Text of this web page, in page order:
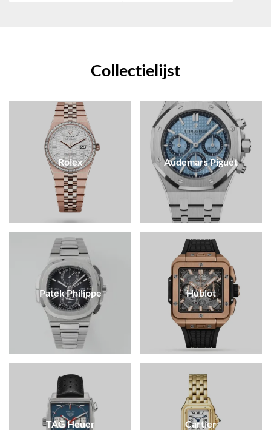
Collectielijst
Rolex Audemars Piguet
Patek Philippe Hublot
TAG Heuer Cartier